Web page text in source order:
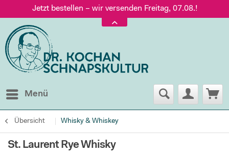
Jetzt bestellen – wir versenden Freitag, 07.08.!
Versand nur 5,60 €, gratis ab 95 € Warenwert
Jetzt bestellen – wir versenden Freitag, 07.08.!
Menü
Übersicht Whisky & Whiskey
St. Laurent Rye Whisky